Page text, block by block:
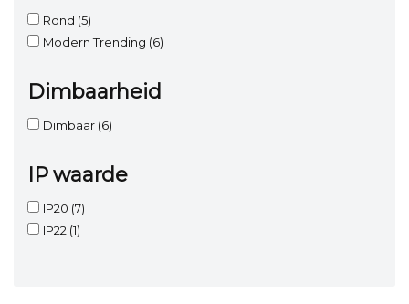
Rond (5)
Modern Trending (6)
Dimbaarheid
Dimbaar (6)
IP waarde
IP20 (7)
IP22 (1)